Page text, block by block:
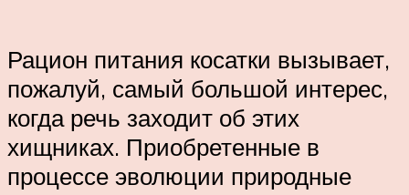
Рацион питания косатки вызывает,
пожалуй, самый большой интерес,
когда речь заходит об этих
хищниках. Приобретенные в
процессе эволюции природные